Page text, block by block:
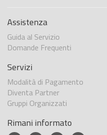
Assistenza
Guida al Servizio
Domande Frequenti
Servizi
Modalità di Pagamento
Diventa Partner
Gruppi Organizzati
Rimani informato